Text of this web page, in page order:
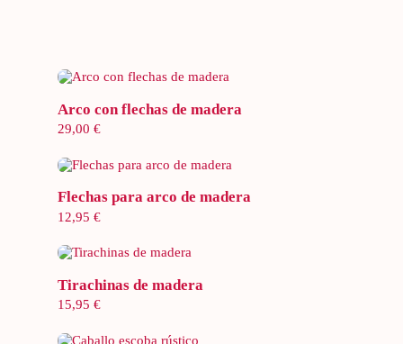
Añadir al carrito
Arco con flechas de madera
29,00 €
Añadir al carrito
Flechas para arco de madera
12,95 €
Añadir al carrito
Tirachinas de madera
15,95 €